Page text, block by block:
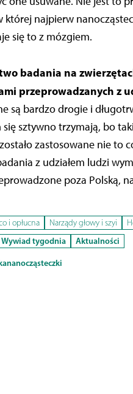
najpierw
się to z mózgiem.
badania na
przeprowadzanych z
są bardzo drogie i
sztywno trzymają, bo
zastosowane nie to
z udziałem ludzi
poza Polską,
i opłucna Narządy głowy i szyi
Wywiad tygodnia
Aktualności
nanocząsteczki